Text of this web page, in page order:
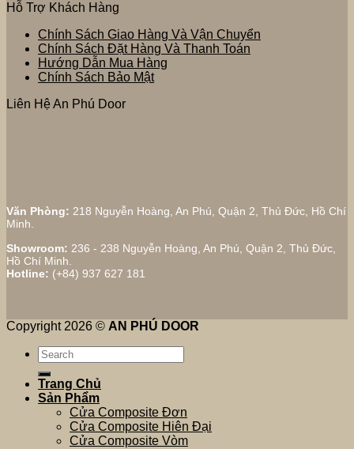
Hỗ Trợ Khách Hàng
Chính Sách Giao Hàng Và Vận Chuyển
Chính Sách Đặt Hàng Và Thanh Toán
Hướng Dẫn Mua Hàng
Chính Sách Bảo Mật
Liên Hệ An Phú Door
Văn Phòng: 218 Nguyễn Hoàng, An Phú, Quận 2, Thủ Đức, Hồ Chí
Minh.
Showroom: 236 - 238 Nguyễn Hoàng, An Phú, Quận 2, Thủ Đức,
Hồ Chí Minh.
Hotline: (+84) 937 627 181
Copyright 2026 © AN PHÚ DOOR
Search
for:
Trang Chủ
Sản Phẩm
Cửa Composite Đơn
Cửa Composite Hiên Đại
Cửa Composite Vòm